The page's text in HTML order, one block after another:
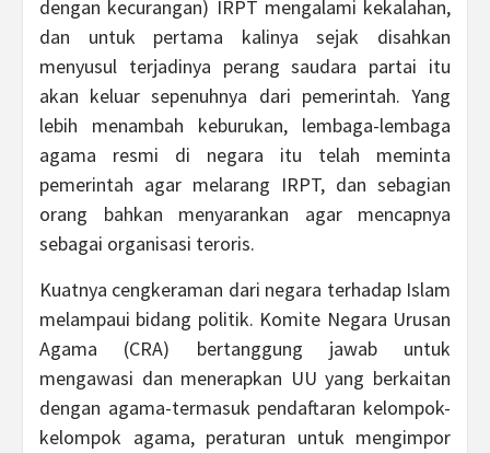
dengan kecurangan) IRPT mengalami kekalahan,
dan untuk pertama kalinya sejak disahkan
menyusul terjadinya perang saudara partai itu
akan keluar sepenuhnya dari pemerintah. Yang
lebih menambah keburukan, lembaga-lembaga
agama resmi di negara itu telah meminta
pemerintah agar melarang IRPT, dan sebagian
orang bahkan menyarankan agar mencapnya
sebagai organisasi teroris.
Kuatnya cengkeraman dari negara terhadap Islam
melampaui bidang politik. Komite Negara Urusan
Agama (CRA) bertanggung jawab untuk
mengawasi dan menerapkan UU yang berkaitan
dengan agama-termasuk pendaftaran kelompok-
kelompok agama, peraturan untuk mengimpor